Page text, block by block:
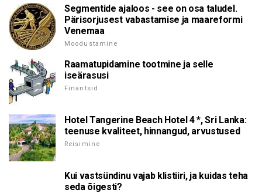
Segmentide ajaloos - see on osa taludel.
Pärisorjusest vabastamise ja maareformi
Venemaa
Moodustamine
Raamatupidamine tootmine ja selle
iseärasusi
Finantsid
Hotel Tangerine Beach Hotel 4 *, Sri Lanka:
teenuse kvaliteet, hinnangud, arvustused
Reisimine
Kui vastsündinu vajab klistiiri, ja kuidas teha
seda õigesti?